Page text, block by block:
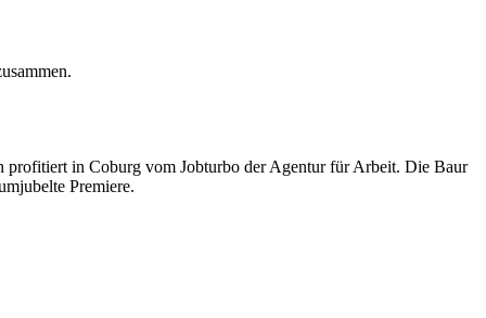
profitiert in Coburg vom Jobturbo der Agentur für Arbeit. Die Baur
Premiere.